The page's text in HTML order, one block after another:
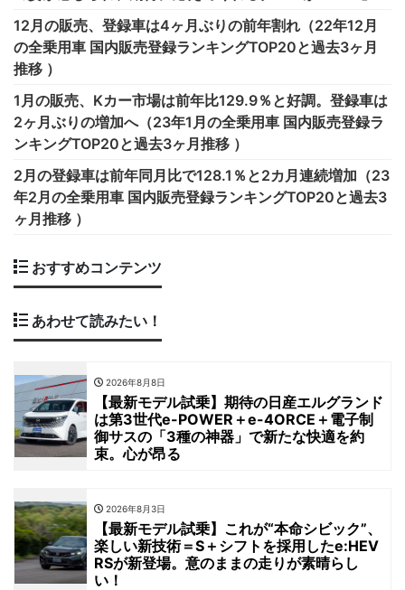
12月の販売、登録車は4ヶ月ぶりの前年割れ（22年12月
の全乗用車 国内販売登録ランキングTOP20と過去3ヶ月
推移 ）
1月の販売、Kカー市場は前年比129.9％と好調。登録車は
2ヶ月ぶりの増加へ（23年1月の全乗用車 国内販売登録ラ
ンキングTOP20と過去3ヶ月推移 ）
2月の登録車は前年同月比で128.1％と2カ月連続増加（23
年2月の全乗用車 国内販売登録ランキングTOP20と過去3
ヶ月推移 ）
おすすめコンテンツ
あわせて読みたい！
2026年8月8日
【最新モデル試乗】期待の日産エルグランド
は第3世代e-POWER＋e-4ORCE＋電子制
御サスの「3種の神器」で新たな快適を約
束。心が昂る
2026年8月3日
【最新モデル試乗】これが“本命シビック”、
楽しい新技術＝S＋シフトを採用したe:HEV
RSが新登場。意のままの走りが素晴らし
い！